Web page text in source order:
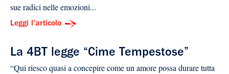
sue radici nelle emozioni...
Leggi l'articolo
La 4BT legge “Cime Tempestose”
“Qui riesco quasi a concepire come un amore possa durare tutta